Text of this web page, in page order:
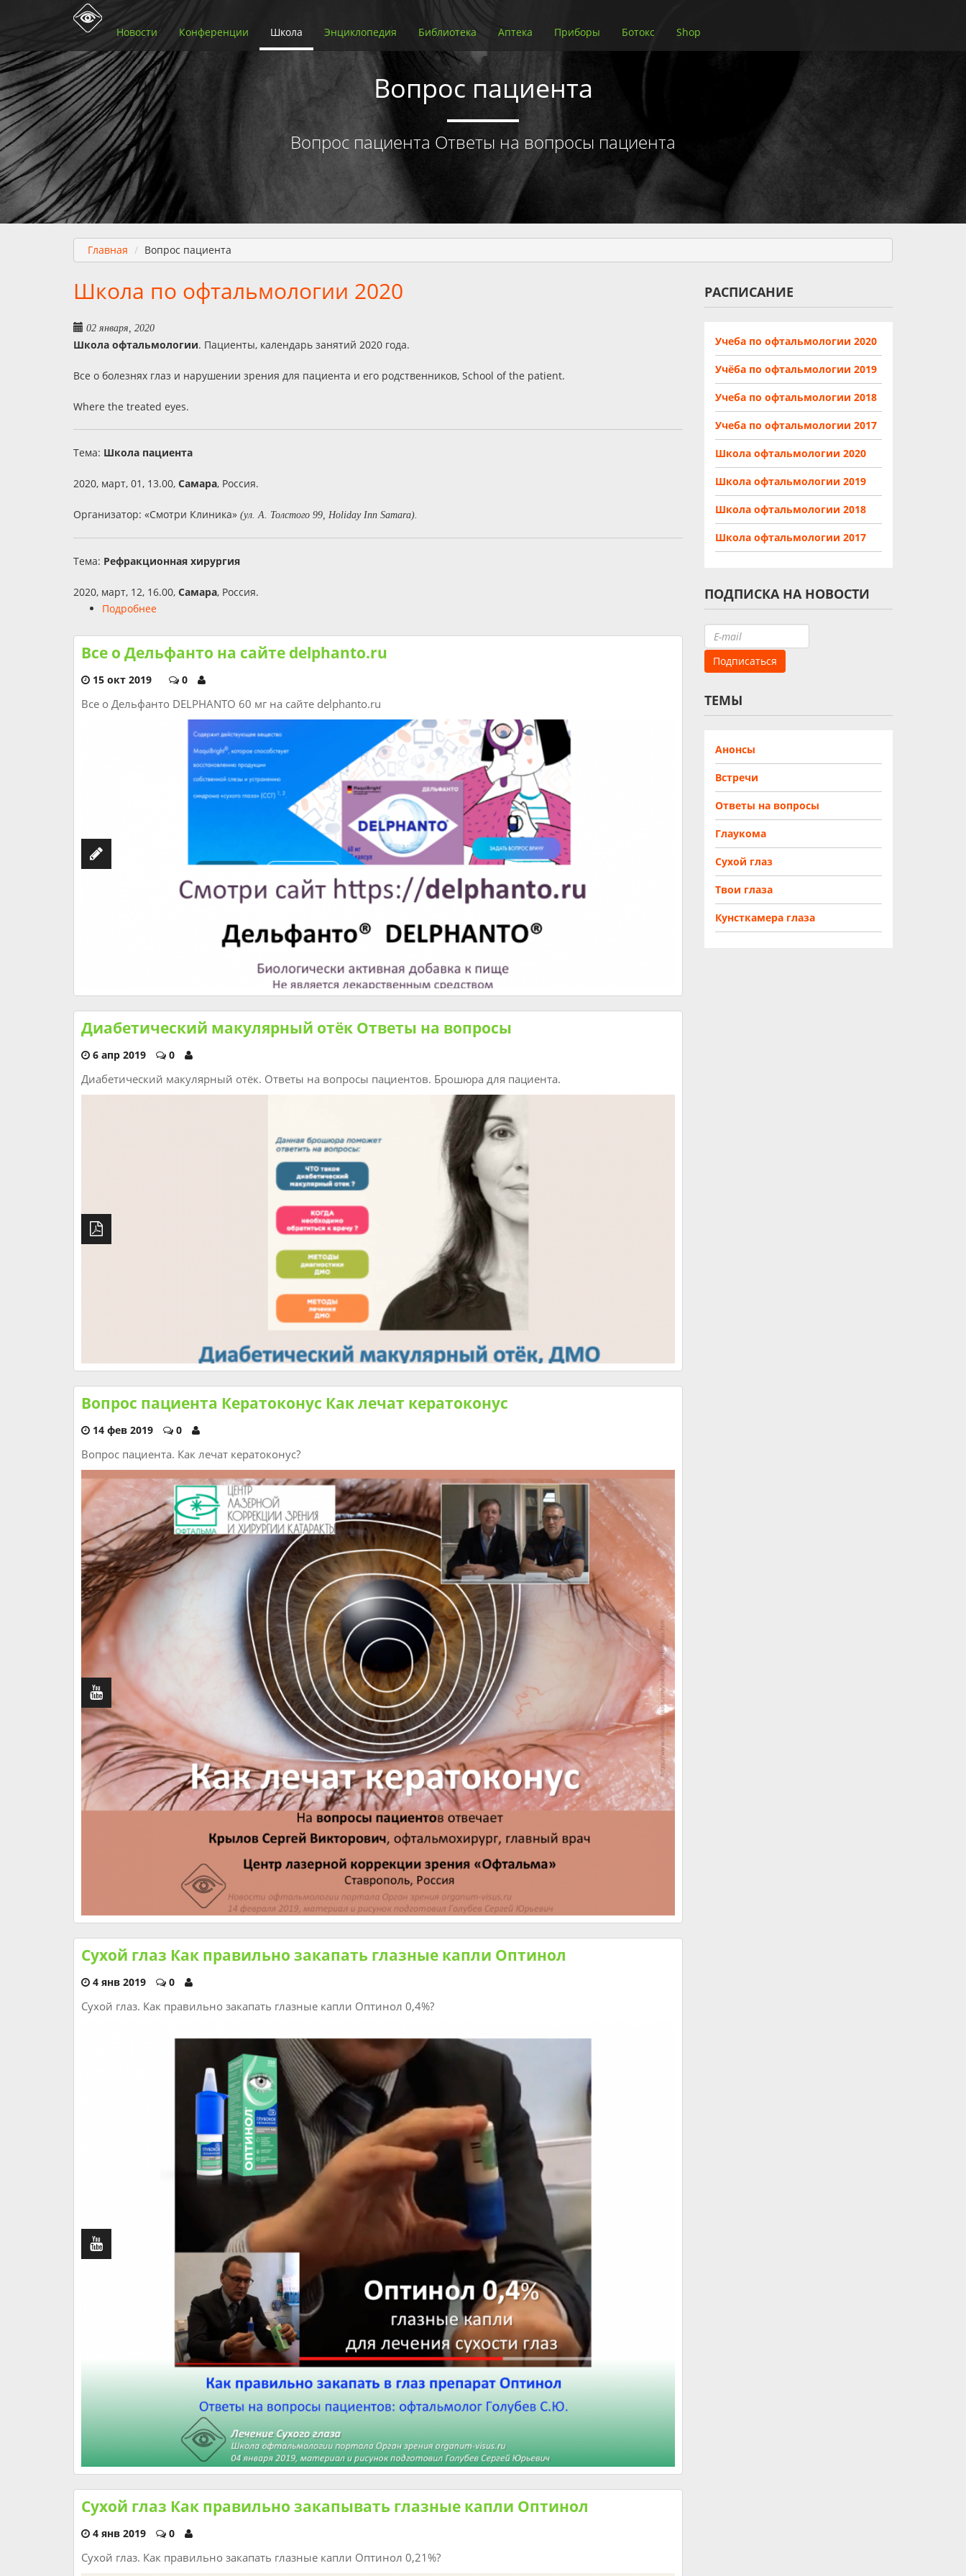
Вопрос пациента
Вопрос пациента Ответы на вопросы пациента
Новости Конференции Школа Энциклопедия Библиотека Аптека Приборы Ботокс Shop
Главная Вопрос пациента
Школа по офтальмологии 2020
02 января, 2020
Школа офтальмологии. Пациенты, календарь занятий 2020 года.
Все о болезнях глаз и нарушении зрения для пациента и его родственников, School of the patient.
Where the treated eyes.
Тема: Школа пациента
2020, март, 01, 13.00, Самара, Россия.
Организатор: «Смотри Клиника» (ул. А. Толстого 99, Holiday Inn Samara).
Тема: Рефракционная хирургия
2020, март, 12, 16.00, Самара, Россия.
Подробнее
Все о Дельфанто на сайте delphanto.ru
15 окт 2019 0
Все о Дельфанто DELPHANTO 60 мг на сайте delphanto.ru
Диабетический макулярный отёк Ответы на вопросы
6 апр 2019 0
Диабетический макулярный отёк. Ответы на вопросы пациентов. Брошюра для пациента.
Вопрос пациента Кератоконус Как лечат кератоконус
14 фев 2019 0
Вопрос пациента. Как лечат кератоконус?
Сухой глаз Как правильно закапать глазные капли Оптинол
4 янв 2019 0
Сухой глаз. Как правильно закапать глазные капли Оптинол 0,4%?
Сухой глаз Как правильно закапывать глазные капли Оптинол
4 янв 2019 0
Сухой глаз. Как правильно закапать глазные капли Оптинол 0,21%?
РАСПИСАНИЕ
Учеба по офтальмологии 2020
Учёба по офтальмологии 2019
Учеба по офтальмологии 2018
Учеба по офтальмологии 2017
Школа офтальмологии 2020
Школа офтальмологии 2019
Школа офтальмологии 2018
Школа офтальмологии 2017
ПОДПИСКА НА НОВОСТИ
ТЕМЫ
Анонсы
Встречи
Ответы на вопросы
Глаукома
Сухой глаз
Твои глаза
Кунсткамера глаза